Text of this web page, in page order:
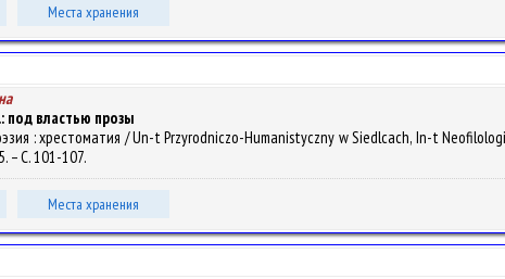
Места хранения
под властью прозы
: хрестоматия / Un-t Przyrodniczo-Humanistyczny w Siedlcach, In-t
– С. 101-107.
Места хранения